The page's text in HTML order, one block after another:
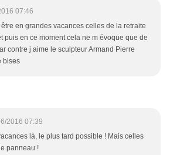
07:46
en grandes vacances celles de la retraite
puis en ce moment cela ne m évoque que de
contre j aime le sculpteur Armand Pierre
bises
2016 07:39
là, le plus tard possible ! Mais celles
panneau !